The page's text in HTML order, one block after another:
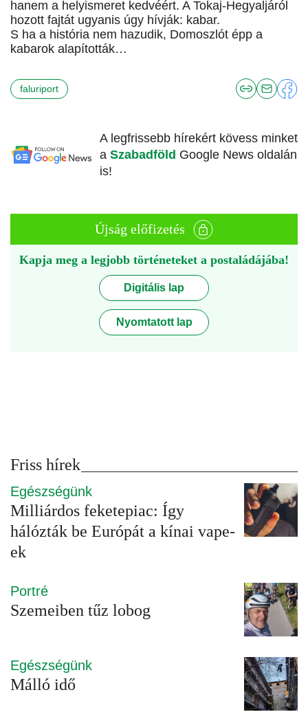
hanem a helyismeret kedvéért. A Tokaj-Hegyaljáról
hozott fajtát ugyanis úgy hívják: kabar.
S ha a história nem hazudik, Domoszlót épp a
kabarok alapították…
faluriport
A legfrissebb hírekért kövess minket
a Szabadföld Google News oldalán
is!
Újság előfizetés
Kapja meg a legjobb történeteket a postaládájába!
Digitális lap
Nyomtatott lap
Friss hírek
Egészségünk
Milliárdos feketepiac: Így
hálózták be Európát a kínai vape-
ek
Portré
Szemeiben tűz lobog
Egészségünk
Málló idő